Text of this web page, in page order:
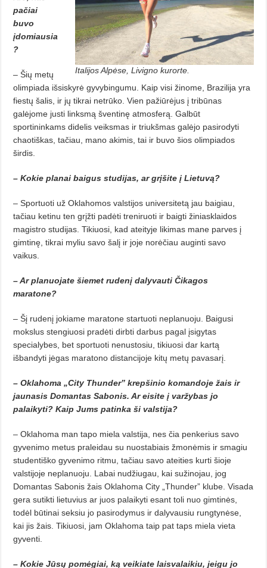
Italijos Alpėse, Livigno kurorte.
pačiai
buvo
įdomiausia
?
– Šių metų
olimpiada išsiskyrė gyvybingumu. Kaip visi žinome, Brazilija yra
fiestų šalis, ir jų tikrai netrūko. Vien pažiūrėjus į tribūnas
galėjome justi linksmą šventinę atmosferą. Galbūt
sportininkams didelis veiksmas ir triukšmas galėjo pasirodyti
chaotiškas, tačiau, mano akimis, tai ir buvo šios olimpiados
širdis.
– Kokie planai baigus studijas, ar grįšite į Lietuvą?
– Sportuoti už Oklahomos valstijos universitetą jau baigiau,
tačiau ketinu ten grįžti padėti treniruoti ir baigti žiniasklaidos
magistro studijas. Tikiuosi, kad ateityje likimas mane parves į
gimtinę, tikrai myliu savo šalį ir joje norėčiau auginti savo
vaikus.
– Ar planuojate šiemet rudenį dalyvauti Čikagos
maratone?
– Šį rudenį jokiame maratone startuoti neplanuoju. Baigusi
mokslus stengiuosi pradėti dirbti darbus pagal įsigytas
specialybes, bet sportuoti nenustosiu, tikiuosi dar kartą
išbandyti jėgas maratono distancijoje kitų metų pavasarį.
– Oklahoma „City Thunder” krepšinio komandoje žais ir
jaunasis Domantas Sabonis. Ar eisite į varžybas jo
palaikyti? Kaip Jums patinka ši valstija?
– Oklahoma man tapo miela valstija, nes čia penkerius savo
gyvenimo metus praleidau su nuostabiais žmonėmis ir smagiu
studentiško gyvenimo ritmu, tačiau savo ateities kurti šioje
valstijoje neplanuoju. Labai nudžiugau, kai sužinojau, jog
Domantas Sabonis žais Oklahoma City „Thunder” klube. Visada
gera sutikti lietuvius ar juos palaikyti esant toli nuo gimtinės,
todėl būtinai seksiu jo pasirodymus ir dalyvausiu rungtynėse,
kai jis žais. Tikiuosi, jam Oklahoma taip pat taps miela vieta
gyventi.
– Kokie Jūsų pomėgiai, ką veikiate laisvalaikiu, jeigu jo